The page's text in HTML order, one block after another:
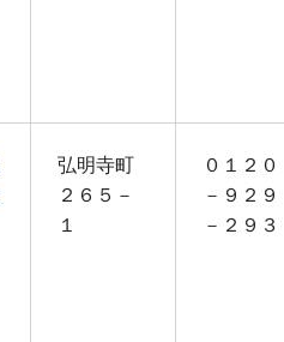
弘明寺町
２６５－
１
０１２０
－９２９
－２９３